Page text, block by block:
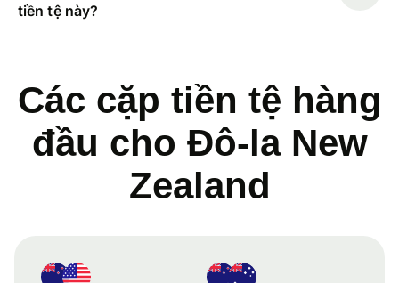
tiền tệ này?
Các cặp tiền tệ hàng
đầu cho Đô-la New
Zealand